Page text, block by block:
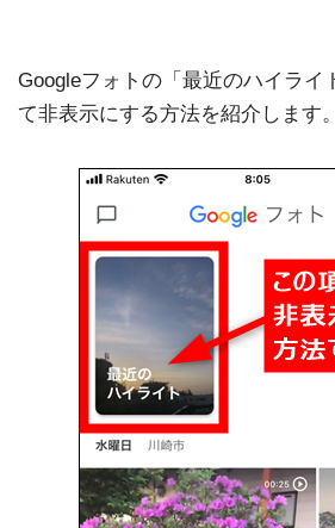
Googleフォトの「最近のハイライ
て非表示にする方法を紹介します。